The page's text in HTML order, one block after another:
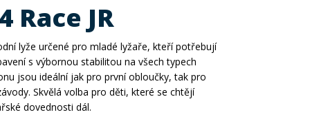
Sedačky na kolo a řidítka
Příslušenství
Dřevěné hry
Nákrčníky
Batohy a tašky
Snowboarding
nové trasy. Při rezervaci zadejte slevový kód
lyže
Skialpinismus
Paddleboarding Kola
Race JR
lyže určené pro mladé lyžaře, kteří potřebují
s výbornou stabilitou na všech typech
jsou ideální jak pro první obloučky, tak pro
Skvělá volba pro děti, které se chtějí
dovednosti dál.